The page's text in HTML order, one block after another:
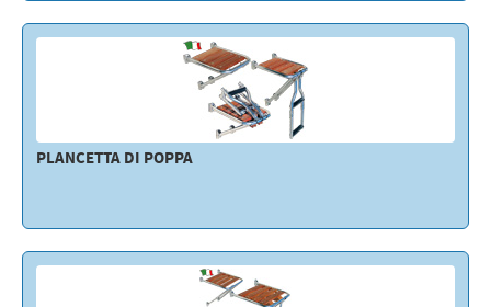
Elettricità - Segnalazione
Elettronica - Strumentazione
Arredo - Oggettistica
Lubrificanti - Collanti - Vernici - Detergenti
PLANCETTA DI POPPA